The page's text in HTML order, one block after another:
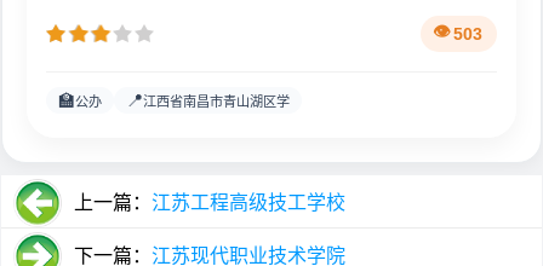
503
🏫公办 📍江西省南昌市青山湖区学
上一篇： 江苏工程高级技工学校
下一篇： 江苏现代职业技术学院